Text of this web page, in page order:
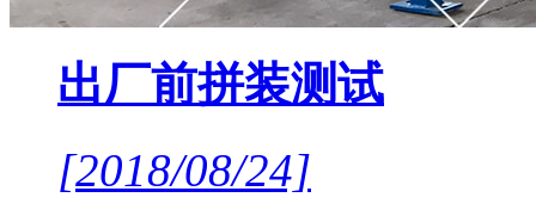
出厂前拼装测试
[2018/08/24]